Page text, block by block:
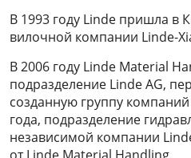
В 1993 году Linde пришла ​​в
вилочной компании Linde-
В 2006 году Linde Material
подразделение Linde AG,
созданную группу
года, подразделение
независимой компании